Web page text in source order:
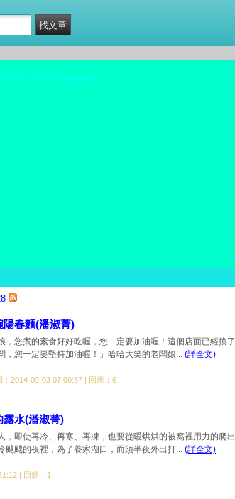
活中，有一個調適緩衝站。
陽春麵(潘淑菁)
，您煮的素食好好吃喔，您一定要加油喔！這個店面已經換了
，您一定要堅持加油喔！」哈哈大笑的老闆娘... (詳全文)
：2014-09-03 07:00:57 | 回應：6
露水(潘淑菁)
，即使再冷、再寒、再凍，也要從暖烘烘的被窩裡用力的爬出
颼颼的夜裡，為了養家湖口，而須半夜外出打... (詳全文)
| 回應：1